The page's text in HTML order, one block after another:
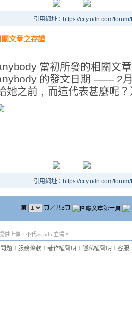
引用網址：https://city.udn.com/
文章之存證
當初所發的相關文
的發文日期 —— 2
她之前﹐而這代表甚麼呢？
引用網址：https://city.udn.com/
第 頁／共3頁
供上傳，不代表 udn 立場。
題 服務條款 著作權聲明 隱私權聲明 客服